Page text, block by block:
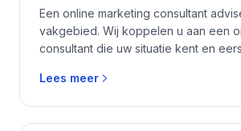
Een online marketing consultant
vakgebied. Wij koppelen u aan een
consultant die uw situatie kent en
Lees meer